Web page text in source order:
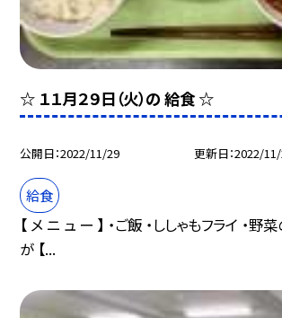
☆ １１月２９日（火）の 給食 ☆
公開日 2022/11/29 更新日 2022/
給食
【 メ ニ ュ ー 】 ・ご飯 ・ししゃもフライ ・野
が 【...